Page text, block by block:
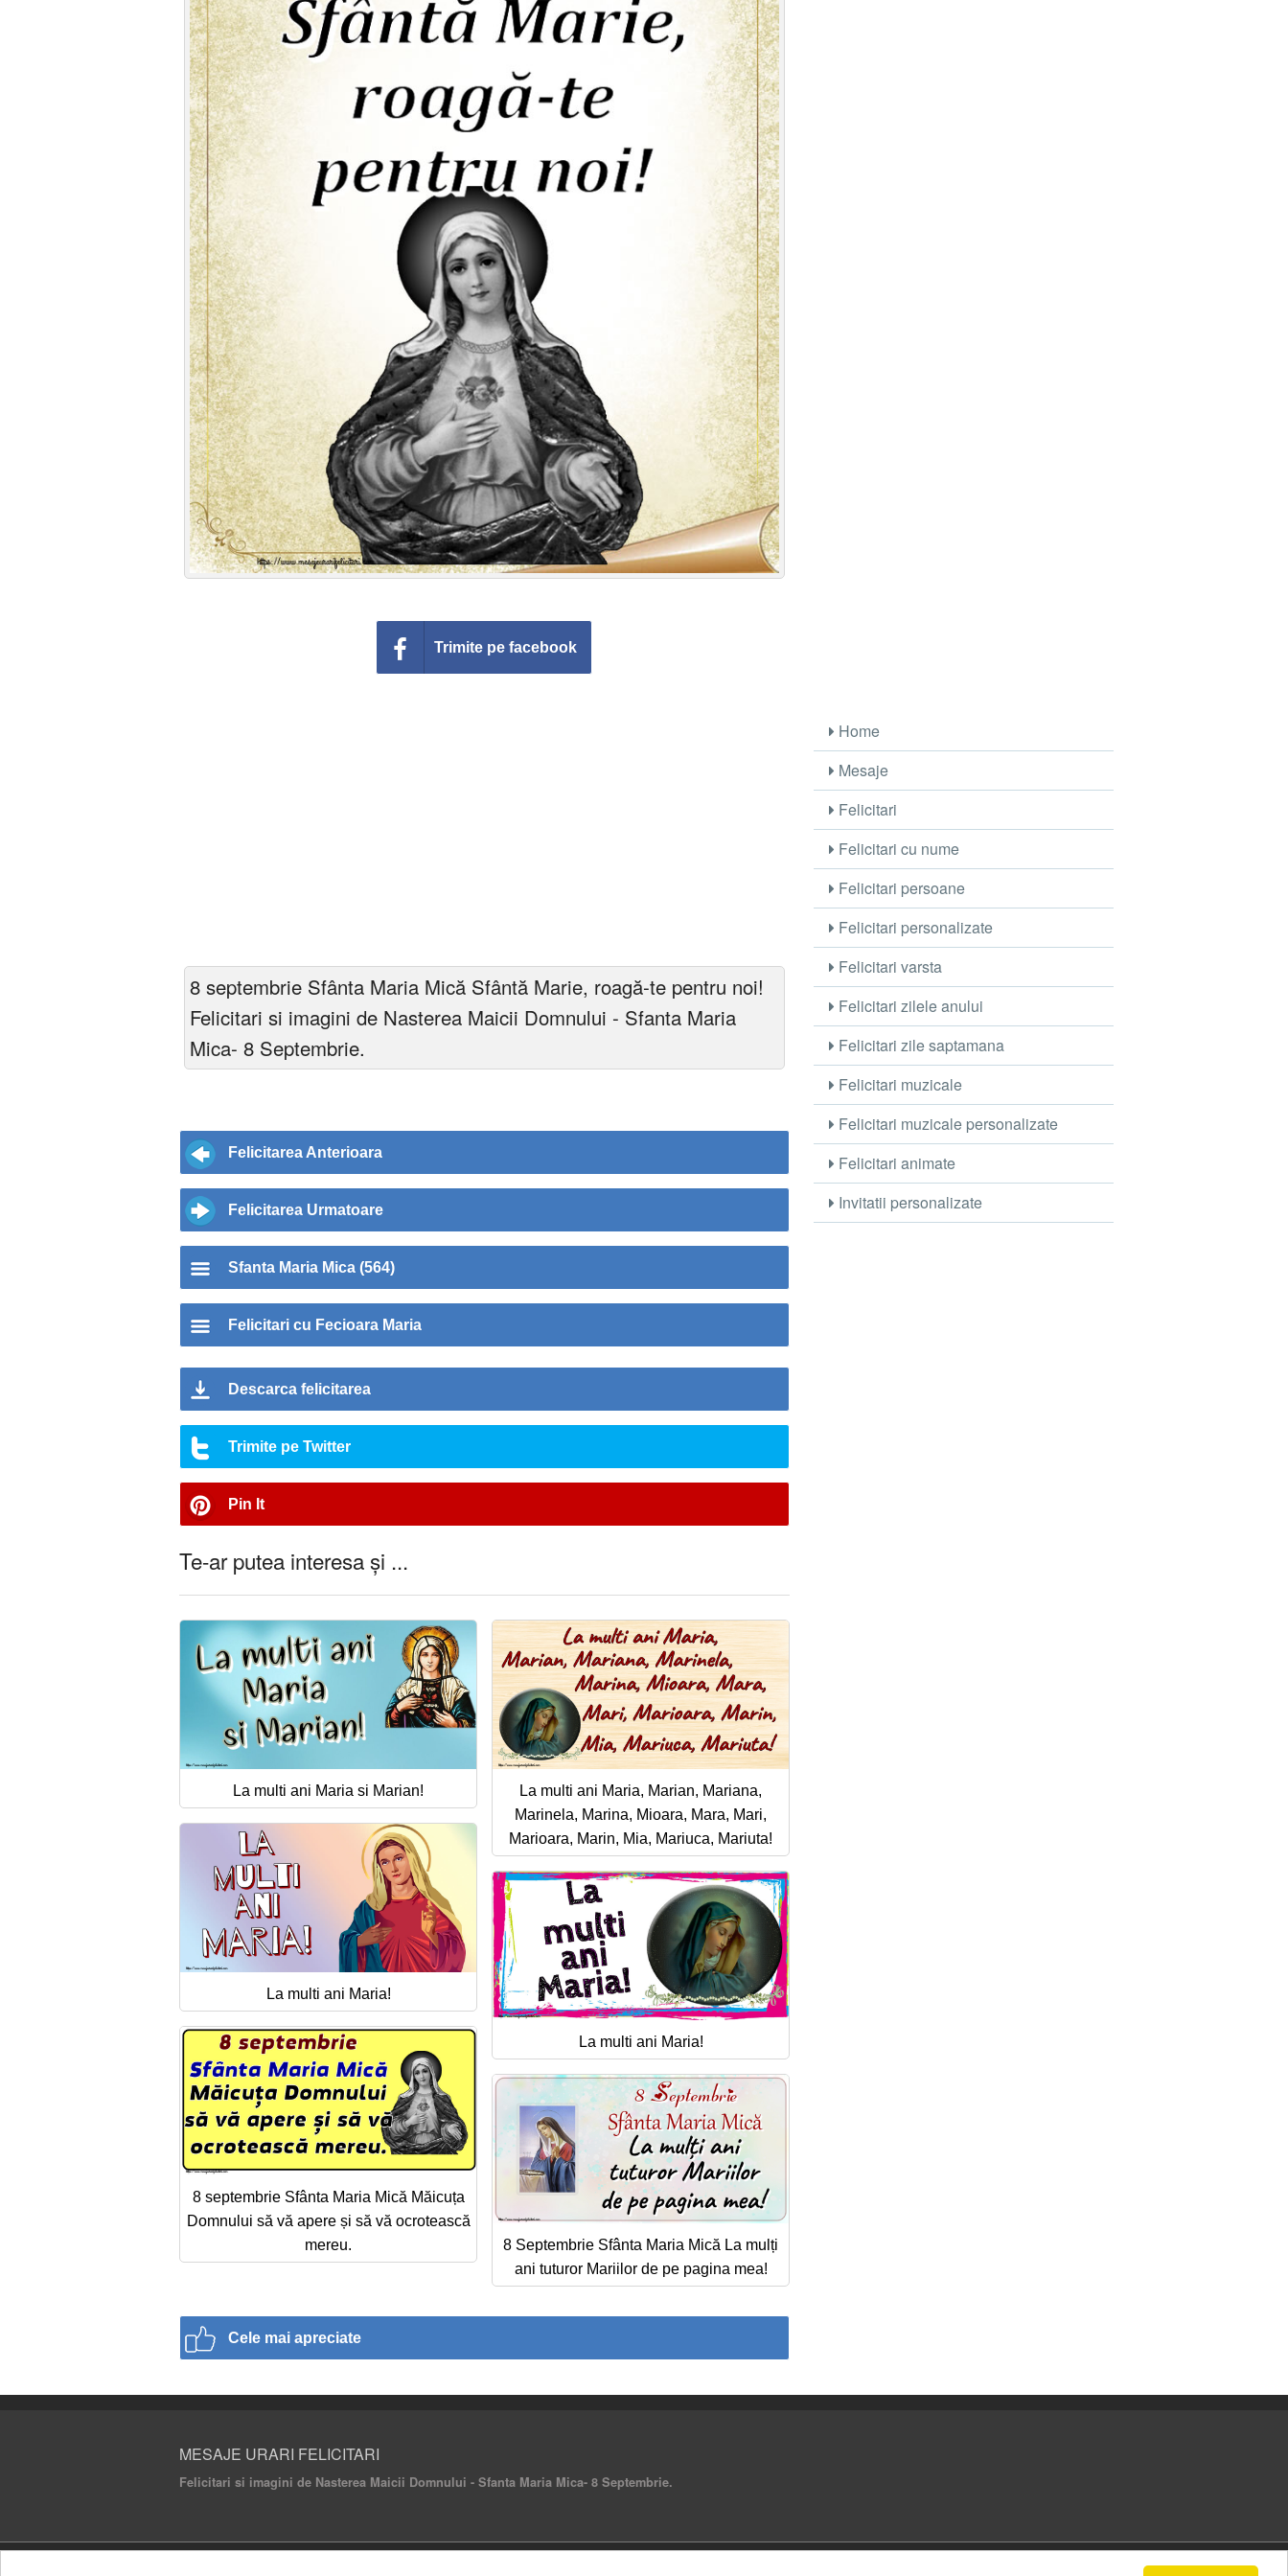
Trimite pe facebook
8 septembrie Sfânta Maria Mică Sfântă Marie, roagă-te pentru noi!
Felicitari si imagini de Nasterea Maicii Domnului - Sfanta Maria
Mica- 8 Septembrie.
Felicitarea Anterioara
Felicitarea Urmatoare
Sfanta Maria Mica (564)
Felicitari cu Fecioara Maria
Descarca felicitarea
Trimite pe Twitter
Pin It
Te-ar putea interesa și ...
La multi ani Maria si Marian!
La multi ani Maria, Marian, Mariana,
Marinela, Marina, Mioara, Mara, Mari,
Marioara, Marin, Mia, Mariuca, Mariuta!
La multi ani Maria!
La multi ani Maria!
8 septembrie Sfânta Maria Mică Măicuța
Domnului să vă apere și să vă ocrotească
mereu.
8 Septembrie Sfânta Maria Mică La mulți
ani tuturor Mariilor de pe pagina mea!
Cele mai apreciate
Home
Mesaje
Felicitari
Felicitari cu nume
Felicitari persoane
Felicitari personalizate
Felicitari varsta
Felicitari zilele anului
Felicitari zile saptamana
Felicitari muzicale
Felicitari muzicale personalizate
Felicitari animate
Invitatii personalizate
MESAJE URARI FELICITARI
Felicitari si imagini de Nasterea Maicii Domnului - Sfanta Maria Mica- 8 Septembrie.